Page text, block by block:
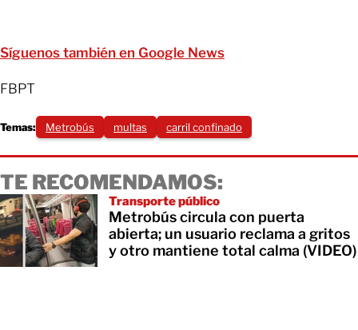
Síguenos también en Google News
FBPT
Temas: Metrobús multas carril confinado
TE RECOMENDAMOS:
Transporte público
Metrobús circula con puerta
abierta; un usuario reclama a gritos
y otro mantiene total calma (VIDEO)